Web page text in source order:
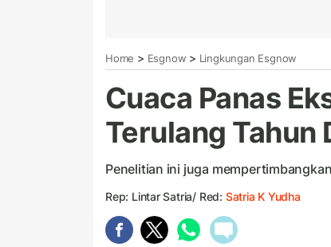
Home > Esgnow > Lingkungan Esgnow
Cuaca Panas
Terulang Tahun
Penelitian ini juga
Rep: Lintar Satria/ Red: Satria K Yudha